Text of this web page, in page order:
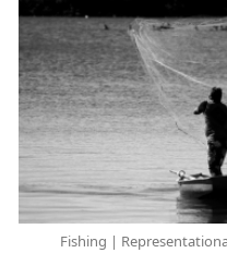
Fishing |